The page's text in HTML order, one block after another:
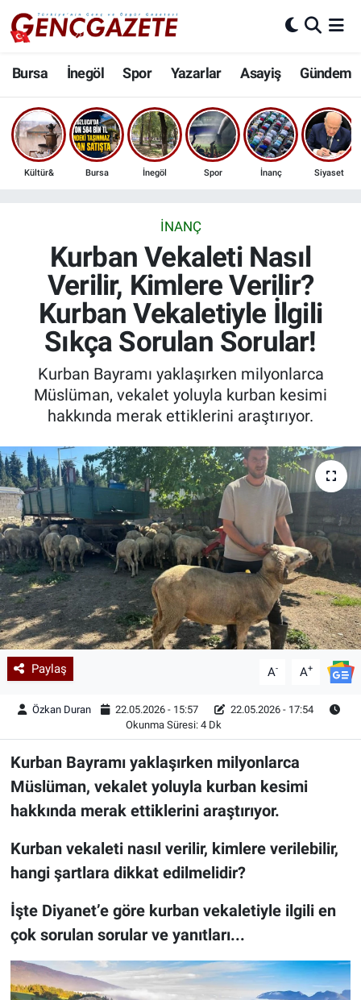
Bursa İnegöl Spor Yazarlar Asayiş Gündem
Kültür& Bursa İnegöl Spor İnanç Siyaset
İNANÇ
Kurban Vekaleti Nasıl
Verilir, Kimlere Verilir?
Kurban Vekaletiyle İlgili
Sıkça Sorulan Sorular!
Kurban Bayramı yaklaşırken milyonlarca
Müslüman, vekalet yoluyla kurban kesimi
hakkında merak ettiklerini araştırıyor.
Paylaş A- A+
Özkan Duran 22.05.2026 - 15:57
22.05.2026 - 17:54
Okunma Süresi: 4 Dk
Kurban Bayramı yaklaşırken milyonlarca
Müslüman, vekalet yoluyla kurban kesimi
hakkında merak ettiklerini araştırıyor.
Kurban vekaleti nasıl verilir, kimlere verilebilir,
hangi şartlara dikkat edilmelidir?
İşte Diyanet’e göre kurban vekaletiyle ilgili en
çok sorulan sorular ve yanıtları...
Bursa
İnegöl
3.SAYFA
Ekonomi
Güncel
İnanç
Kadın & Aile
Sağlık
Siyaset
Teknoloji
Yazarlar
Astroloji-Rüya
Nöbetçi Eczaneler
Hava Durumu
Trafik Durumu
Son Dakika Haberleri
Haber Arşivi